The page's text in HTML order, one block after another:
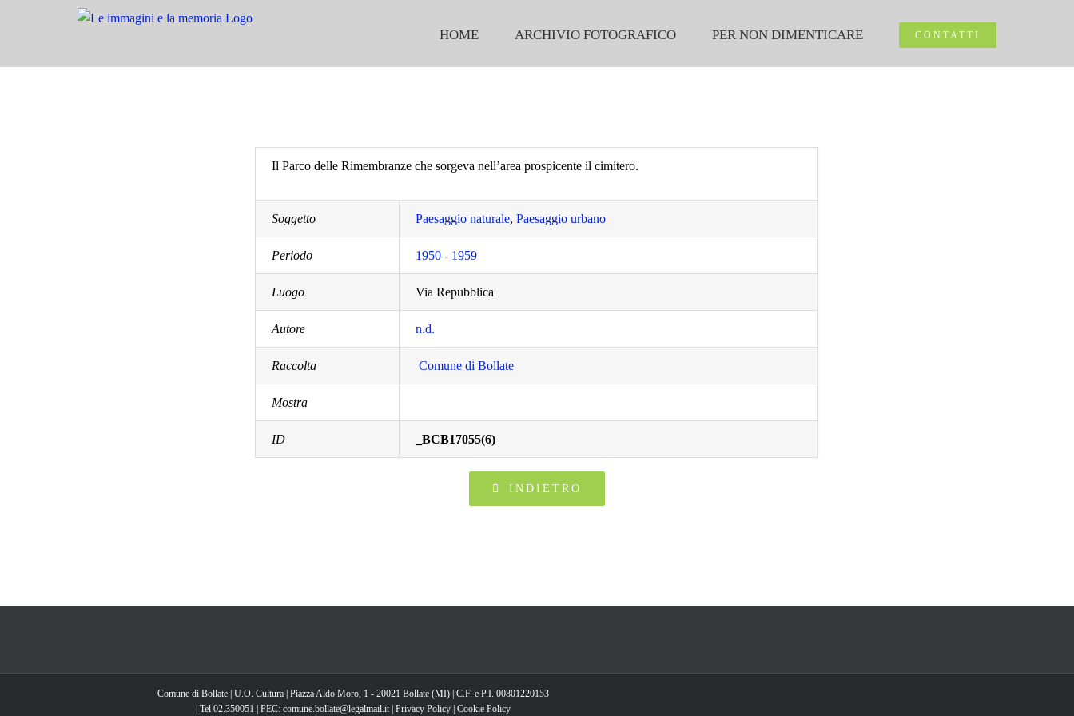
HOME ARCHIVIO FOTOGRAFICO PER NON DIMENTICARE CONTATTI
Il Parco delle Rimembranze che sorgeva nell’area prospicente il cimitero.
Soggetto Paesaggio naturale,Paesaggio urbano
Periodo 1950 - 1959
Luogo Via Repubblica
Autore n.d.
Raccolta Comune di Bollate
Mostra
ID _BCB17055(6)
INDIETRO
Comune di Bollate | U.O. Cultura | Piazza Aldo Moro, 1 - 20021 Bollate (MI) | C.F. e P.I. 00801220153
| Tel 02.350051 | PEC: comune.bollate@legalmail.it | Privacy Policy Cookie Policy